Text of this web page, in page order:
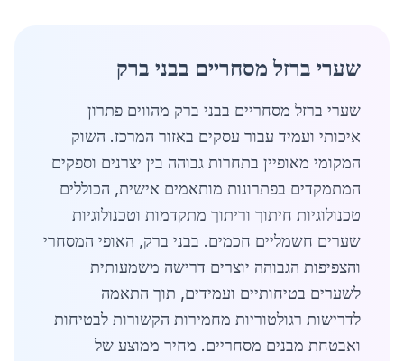
שערי ברזל מסחריים בבני ברק
שערי ברזל מסחריים בבני ברק מהווים פתרון
איכותי ועמיד עבור עסקים באזור המרכז. השוק
המקומי מאופיין בתחרות גבוהה בין יצרנים וספקים
המתמקדים בפתרונות מותאמים אישית, הכוללים
טכנולוגיות חיתוך וריתוך מתקדמות וטכנולוגיות
שערים חשמליים חכמים. בבני ברק, האופי המסחרי
והצפיפות הגבוהה יוצרים דרישה משמעותית
לשערים בטיחותיים ועמידים, תוך התאמה
לדרישות רגולטוריות מחמירות הקשורות לבטיחות
ואבטחת מבנים מסחריים. מחיר ממוצע של